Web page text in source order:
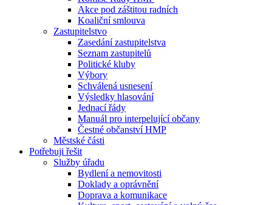
Akce pod záštitou radních
Koaliční smlouva
Zastupitelstvo
Zasedání zastupitelstva
Seznam zastupitelů
Politické kluby
Výbory
Schválená usnesení
Výsledky hlasování
Jednací řády
Manuál pro interpelující občany
Čestné občanství HMP
Městské části
Potřebuji řešit
Služby úřadu
Bydlení a nemovitosti
Doklady a oprávnění
Doprava a komunikace